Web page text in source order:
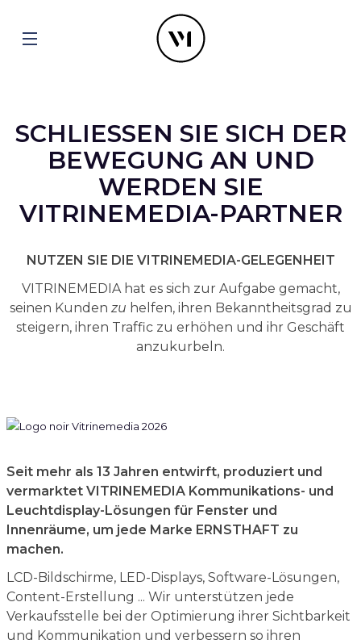
SCHLIESSEN SIE SICH DER
BEWEGUNG AN UND
WERDEN SIE
VITRINEMEDIA-PARTNER
NUTZEN SIE DIE VITRINEMEDIA-GELEGENHEIT
VITRINEMEDIA hat es sich zur Aufgabe gemacht,
seinen Kunden zu helfen, ihren Bekanntheitsgrad zu
steigern, ihren Traffic zu erhöhen und ihr Geschäft
anzukurbeln.
Seit mehr als 13 Jahren entwirft, produziert und
vermarktet VITRINEMEDIA Kommunikations- und
Leuchtdisplay-Lösungen für Fenster und
Innenräume, um jede Marke ERNSTHAFT zu
machen.
LCD-Bildschirme, LED-Displays, Software-Lösungen,
Content-Erstellung ... Wir unterstützen jede
Verkaufsstelle bei der Optimierung ihrer Sichtbarkeit
und Kommunikation und verbessern so ihren